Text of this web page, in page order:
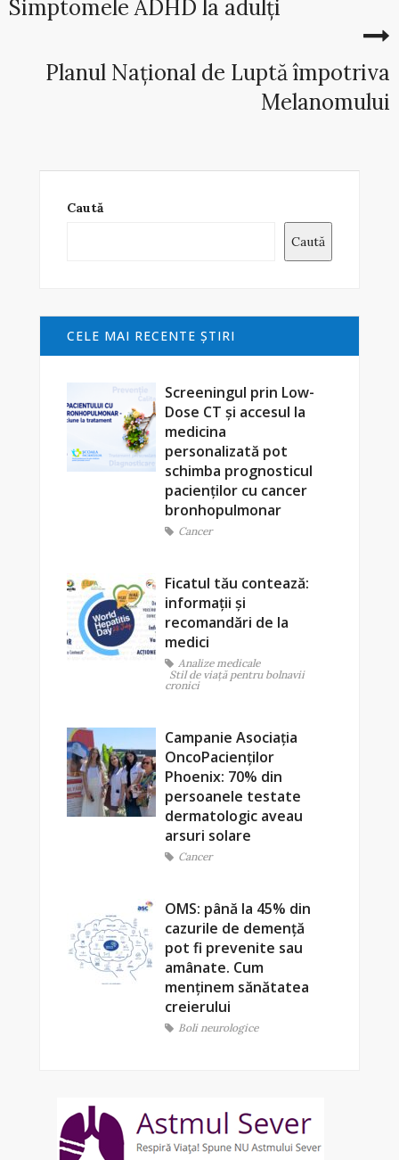
Simptomele ADHD la adulți
Planul Național de Luptă împotriva
Melanomului
Caută
Caută
CELE MAI RECENTE ŞTIRI
Screeningul prin Low-
Dose CT și accesul la
medicina
personalizată pot
schimba prognosticul
pacienților cu cancer
bronhopulmonar
Cancer
Ficatul tău contează:
informații și
recomandări de la
medici
Analize medicale
Stil de viaţă pentru bolnavii
cronici
Campanie Asociația
OncoPacienților
Phoenix: 70% din
persoanele testate
dermatologic aveau
arsuri solare
Cancer
OMS: până la 45% din
cazurile de demență
pot fi prevenite sau
amânate. Cum
menținem sănătatea
creierului
Boli neurologice